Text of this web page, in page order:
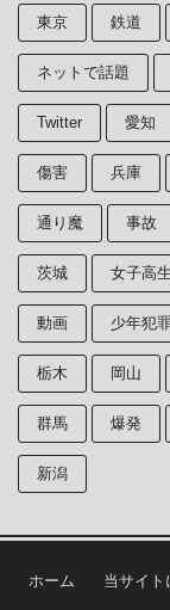
東京 鉄道
ネットで話題
Twitter 愛知
傷害 兵庫
通り魔 事故
茨城 女子高生
動画 少年犯
栃木 岡山
群馬 爆発
新潟
ホーム 当サイト